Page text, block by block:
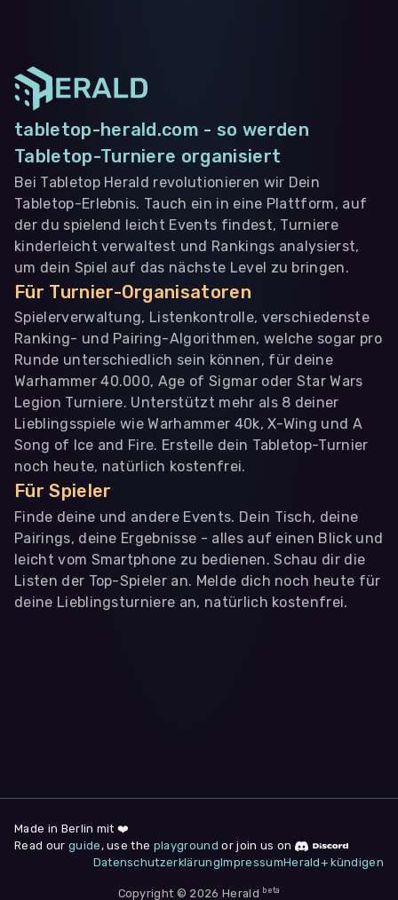
tabletop-herald.com - so werden
Tabletop-Turniere organisiert
Bei Tabletop Herald revolutionieren wir Dein
Tabletop-Erlebnis. Tauch ein in eine Plattform, auf
der du spielend leicht Events findest, Turniere
kinderleicht verwaltest und Rankings analysierst,
um dein Spiel auf das nächste Level zu bringen.
Für Turnier-Organisatoren
Spielerverwaltung, Listenkontrolle, verschiedenste
Ranking- und Pairing-Algorithmen, welche sogar pro
Runde unterschiedlich sein können, für deine
Warhammer 40.000, Age of Sigmar oder Star Wars
Legion Turniere. Unterstützt mehr als 8 deiner
Lieblingsspiele wie Warhammer 40k, X-Wing und A
Song of Ice and Fire. Erstelle dein Tabletop-Turnier
noch heute, natürlich kostenfrei.
Für Spieler
Finde deine und andere Events. Dein Tisch, deine
Pairings, deine Ergebnisse - alles auf einen Blick und
leicht vom Smartphone zu bedienen. Schau dir die
Listen der Top-Spieler an. Melde dich noch heute für
deine Lieblingsturniere an, natürlich kostenfrei.
deine Zustimmung jederzeit unter "
am Seitenende widerrufen.
Nur notwendige
Made in Berlin mit ❤️
Read our guide , use the playground or join us on
DatenschutzerklärungImpressumHerald+ kündigen
Copyright © 2026 Herald beta